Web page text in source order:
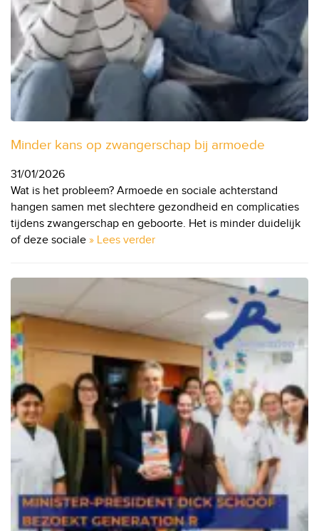
Minder kans op zwangerschap bij armoede
31/01/2026
Wat is het probleem? Armoede en sociale achterstand
hangen samen met slechtere gezondheid en complicaties
tijdens zwangerschap en geboorte. Het is minder duidelijk
of deze sociale » Lees verder